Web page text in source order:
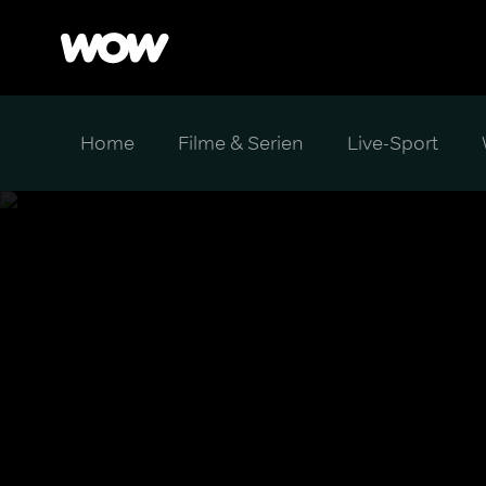
Home Filme & Serien Live-Sport